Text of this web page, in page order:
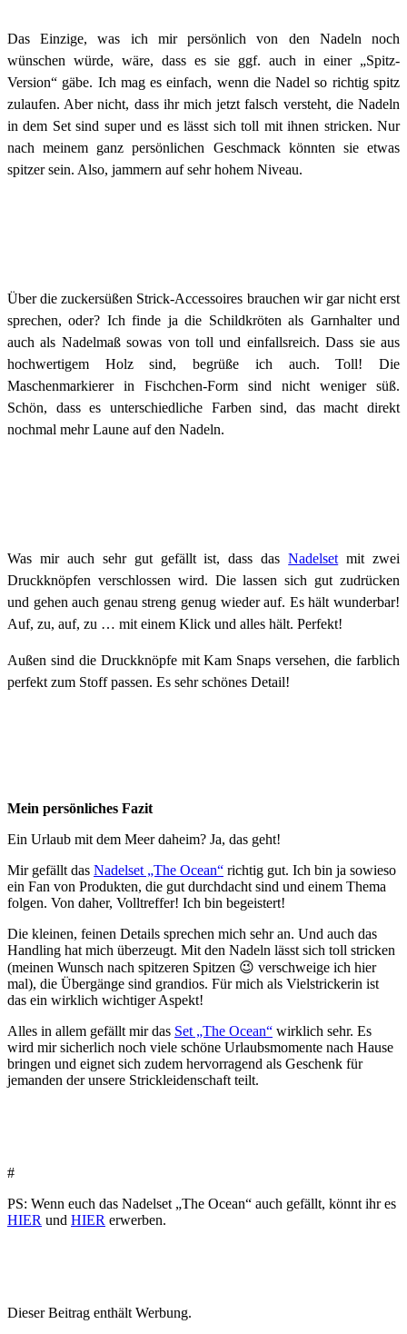
Das Einzige, was ich mir persönlich von den Nadeln noch
wünschen würde, wäre, dass es sie ggf. auch in einer „Spitz-
Version“ gäbe. Ich mag es einfach, wenn die Nadel so richtig spitz
zulaufen. Aber nicht, dass ihr mich jetzt falsch versteht, die Nadeln
in dem Set sind super und es lässt sich toll mit ihnen stricken. Nur
nach meinem ganz persönlichen Geschmack könnten sie etwas
spitzer sein. Also, jammern auf sehr hohem Niveau.
Über die zuckersüßen Strick-Accessoires brauchen wir gar nicht erst
sprechen, oder? Ich finde ja die Schildkröten als Garnhalter und
auch als Nadelmaß sowas von toll und einfallsreich. Dass sie aus
hochwertigem Holz sind, begrüße ich auch. Toll! Die
Maschenmarkierer in Fischchen-Form sind nicht weniger süß.
Schön, dass es unterschiedliche Farben sind, das macht direkt
nochmal mehr Laune auf den Nadeln.
Was mir auch sehr gut gefällt ist, dass dasNadelset mit zwei
Druckknöpfen verschlossen wird. Die lassen sich gut zudrücken
und gehen auch genau streng genug wieder auf. Es hält wunderbar!
Auf, zu, auf, zu … mit einem Klick und alles hält. Perfekt!
Außen sind die Druckknöpfe mit Kam Snaps versehen, die farblich
perfekt zum Stoff passen. Es sehr schönes Detail!
Mein persönliches Fazit
Ein Urlaub mit dem Meer daheim? Ja, das geht!
Mir gefällt das Nadelset „The Ocean“ richtig gut. Ich bin ja sowieso
ein Fan von Produkten, die gut durchdacht sind und einem Thema
folgen. Von daher, Volltreffer! Ich bin begeistert!
Die kleinen, feinen Details sprechen mich sehr an. Und auch das
Handling hat mich überzeugt. Mit den Nadeln lässt sich toll stricken
(meinen Wunsch nach spitzeren Spitzen 😉 verschweige ich hier
mal), die Übergänge sind grandios. Für mich als Vielstrickerin ist
das ein wirklich wichtiger Aspekt!
Alles in allem gefällt mir das Set „The Ocean“ wirklich sehr. Es
wird mir sicherlich noch viele schöne Urlaubsmomente nach Hause
bringen und eignet sich zudem hervorragend als Geschenk für
jemanden der unsere Strickleidenschaft teilt.
#
PS: Wenn euch das Nadelset „The Ocean“ auch gefällt, könnt ihr es
HIER und HIER erwerben.
Dieser Beitrag enthält Werbung.